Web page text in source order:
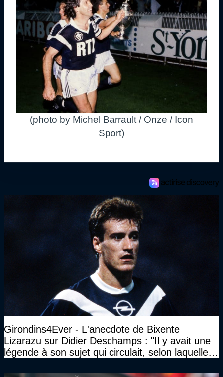
(photo by Michel Barrault / Onze / Icon
Sport)
Girondins4Ever - L'anecdote de Bixente
Lizarazu sur Didier Deschamps : "Il y avait une
légende à son sujet qui circulait, selon laquelle il